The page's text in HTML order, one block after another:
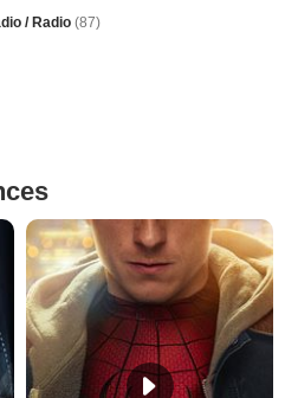
/ Radio (87)